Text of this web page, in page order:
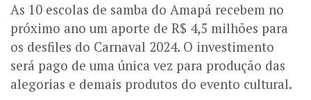
As 10 escolas de samba do Amapá recebem no
próximo ano um aporte de R$ 4,5 milhões para
os desfiles do Carnaval 2024. O investimento
será pago de uma única vez para produção das
alegorias e demais produtos do evento cultural.